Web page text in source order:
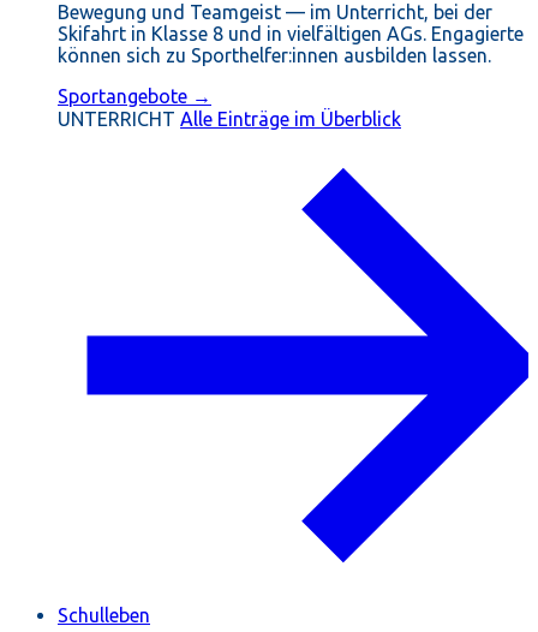
Bewegung und Teamgeist — im Unterricht, bei der
Skifahrt in Klasse 8 und in vielfältigen AGs. Engagierte
können sich zu Sporthelfer:innen ausbilden lassen.
Sportangebote →
UNTERRICHT Alle Einträge im Überblick
Schulleben